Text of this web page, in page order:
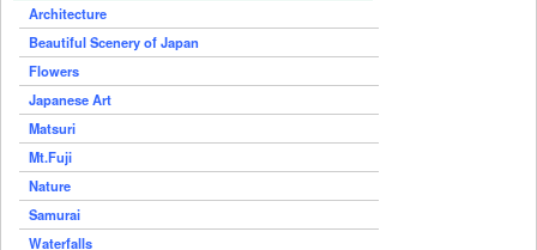
Architecture
Beautiful Scenery of Japan
Flowers
Japanese Art
Matsuri
Mt.Fuji
Nature
Samurai
Waterfalls